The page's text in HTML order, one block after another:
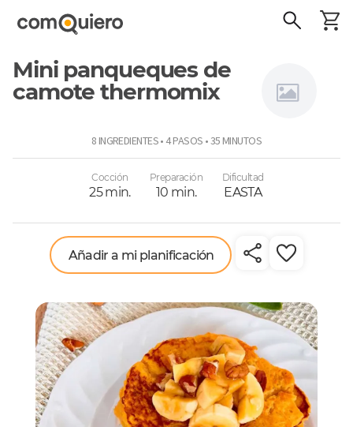
Mini panqueques de
camote thermomix
8 INGREDIENTES • 4 PASOS • 35 MINUTOS
Cocción
25 min.
Preparación
10 min.
Dificultad
EASTA
Añadir a mi planificación